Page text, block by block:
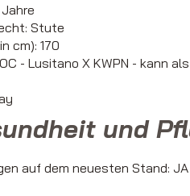
Stute
cm): 170
- Lusitano X KWPN - kann
und
auf dem neuesten Stand: JA